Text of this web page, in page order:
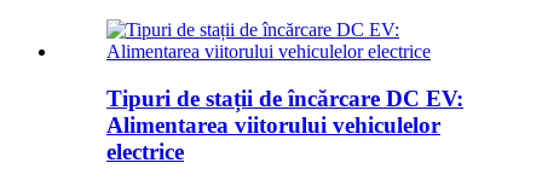
Tipuri de stații de încărcare DC EV:
Alimentarea viitorului vehiculelor
electrice